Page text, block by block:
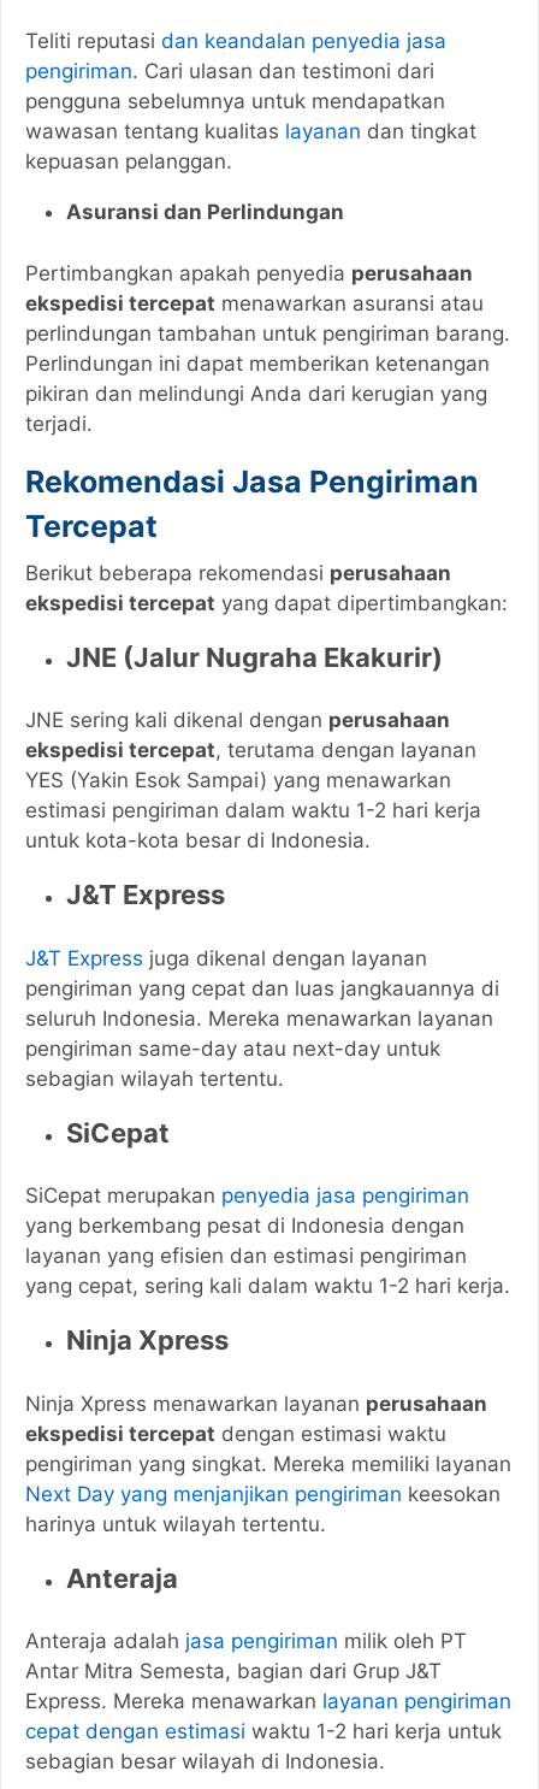
Teliti reputasi dan keandalan penyedia jasa
pengiriman. Cari ulasan dan testimoni dari
pengguna sebelumnya untuk mendapatkan
wawasan tentang kualitas layanan dan tingkat
kepuasan pelanggan.
Asuransi dan Perlindungan
Pertimbangkan apakah penyedia perusahaan
ekspedisi tercepat menawarkan asuransi atau
perlindungan tambahan untuk pengiriman barang.
Perlindungan ini dapat memberikan ketenangan
pikiran dan melindungi Anda dari kerugian yang
terjadi.
Rekomendasi Jasa Pengiriman
Tercepat
Berikut beberapa rekomendasi perusahaan
ekspedisi tercepat yang dapat dipertimbangkan:
JNE (Jalur Nugraha Ekakurir)
JNE sering kali dikenal dengan perusahaan
ekspedisi tercepat, terutama dengan layanan
YES (Yakin Esok Sampai) yang menawarkan
estimasi pengiriman dalam waktu 1-2 hari kerja
untuk kota-kota besar di Indonesia.
J&T Express
J&T Express juga dikenal dengan layanan
pengiriman yang cepat dan luas jangkauannya di
seluruh Indonesia. Mereka menawarkan layanan
pengiriman same-day atau next-day untuk
sebagian wilayah tertentu.
SiCepat
SiCepat merupakan penyedia jasa pengiriman
yang berkembang pesat di Indonesia dengan
layanan yang efisien dan estimasi pengiriman
yang cepat, sering kali dalam waktu 1-2 hari kerja.
Ninja Xpress
Ninja Xpress menawarkan layanan perusahaan
ekspedisi tercepat dengan estimasi waktu
pengiriman yang singkat. Mereka memiliki layanan
Next Day yang menjanjikan pengiriman keesokan
harinya untuk wilayah tertentu.
Anteraja
Anteraja adalah jasa pengiriman milik oleh PT
Antar Mitra Semesta, bagian dari Grup J&T
Express. Mereka menawarkan layanan pengiriman
cepat dengan estimasi waktu 1-2 hari kerja untuk
sebagian besar wilayah di Indonesia.